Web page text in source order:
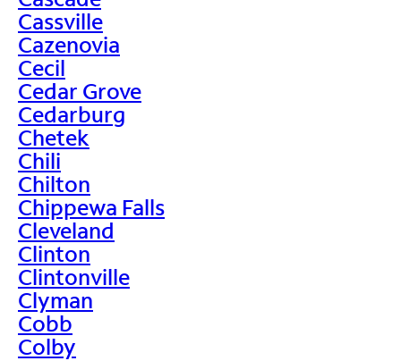
Cassville
Cazenovia
Cecil
Cedar Grove
Cedarburg
Chetek
Chili
Chilton
Chippewa Falls
Cleveland
Clinton
Clintonville
Clyman
Cobb
Colby